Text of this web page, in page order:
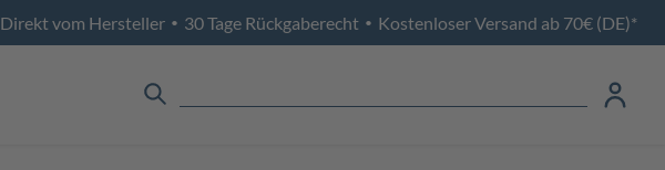
Direkt vom Hersteller • 30 Tage Rückgaberecht • Kostenloser Versand ab 70€ (DE)*